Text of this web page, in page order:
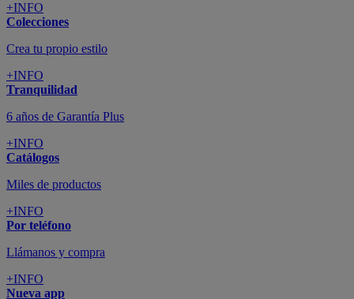
+INFO
Colecciones
Crea tu propio estilo
+INFO
Tranquilidad
6 años de Garantía Plus
+INFO
Catálogos
Miles de productos
+INFO
Por teléfono
Llámanos y compra
+INFO
Nueva app